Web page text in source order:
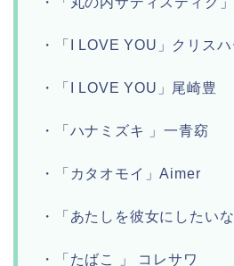
・「I LOVE YOU」クリスハ
・「I LOVE YOU」尾崎豊
・「ハナミズキ 」一青窈
・「カタオモイ」Aimer
・「あたしを彼女にしたい
・「たばこ 」 コレサワ